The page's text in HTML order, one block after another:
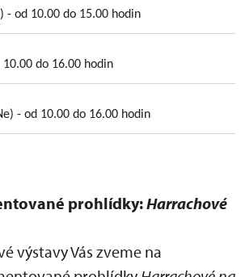
- od 10.00 do 15.00 hodin
do 16.00 hodin
- od 10.00 do 16.00 hodin
prohlídky:Harrachové
výstavy Vás zveme na